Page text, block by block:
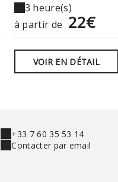
3 heure(s)
à partir de 22€
VOIR EN DÉTAIL
+33 7 60 35 53 14
Contacter par email